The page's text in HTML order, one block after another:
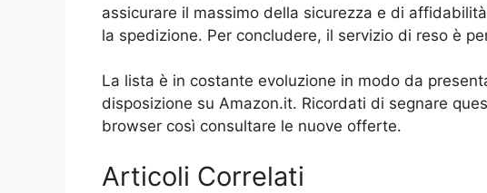
assicurare il massimo della sicurezza e di
la spedizione. Per concludere, il servizio di reso è
La lista è in costante evoluzione in modo da
disposizione su Amazon.it. Ricordati di segnare
browser così consultare le nuove offerte.
Articoli Correlati